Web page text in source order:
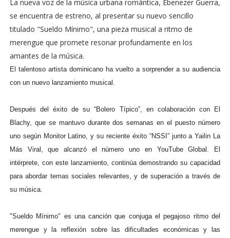
La nueva voz de la música urbana romántica, Ebenezer Guerra,
se encuentra de estreno, al presentar su nuevo sencillo
titulado "Sueldo Mínimo", una pieza musical a ritmo de
merengue que promete resonar profundamente en los
amantes de la música.
El talentoso artista dominicano ha vuelto a sorprender a su audiencia
con un nuevo lanzamiento musical.
Después del éxito de su “Bolero Típico”, en colaboración con El
Blachy, que se mantuvo durante dos semanas en el puesto número
uno según Monitor Latino, y su reciente éxito “NSSI” junto a Yailin La
Más Viral, que alcanzó el número uno en YouTube Global. El
intérprete, con este lanzamiento, continúa demostrando su capacidad
para abordar temas sociales relevantes, y de superación a través de
su música.
"Sueldo Mínimo" es una canción que conjuga el pegajoso ritmo del
merengue y la reflexión sobre las dificultades económicas y las